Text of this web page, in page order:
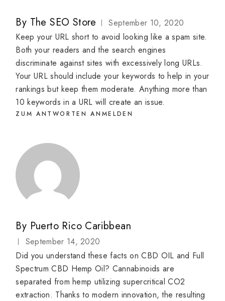
By The SEO Store
September 10, 2020
Keep your URL short to avoid looking like a spam site.
Both your readers and the search engines
discriminate against sites with excessively long URLs.
Your URL should include your keywords to help in your
rankings but keep them moderate. Anything more than
10 keywords in a URL will create an issue.
ZUM ANTWORTEN ANMELDEN
By Puerto Rico Caribbean
September 14, 2020
Did you understand these facts on CBD OIL and Full
Spectrum CBD Hemp Oil? Cannabinoids are
separated from hemp utilizing supercritical CO2
extraction. Thanks to modern innovation, the resulting